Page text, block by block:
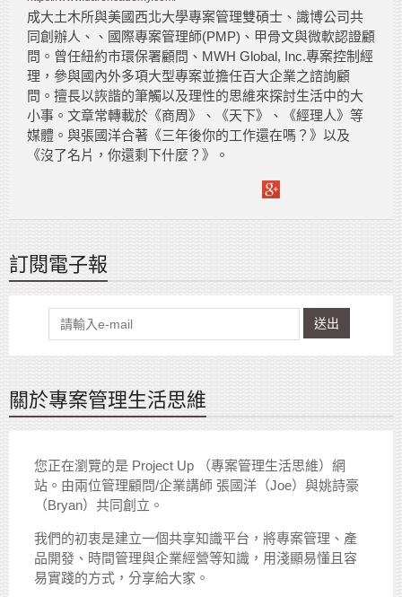
成大土木所與美國西北大學專案管理雙碩士、識博公司共
同創辦人、、國際專案管理師(PMP)、甲骨文與微軟認證顧
問。曾任紐約市環保署顧問、MWH Global, Inc.專案控制經
理，參與國內外多項大型專案並擔任百大企業之諮詢顧
問。擅長以詼諧的筆觸以及理性的思維來探討生活中的大
小事。文章常轉載於《商周》、《天下》、《經理人》等
媒體。與張國洋合著《三年後你的工作還在嗎？》以及
《沒了名片，你還剩下什麼？》。
訂閱電子報
送出
關於專案管理生活思維
您正在瀏覽的是 Project Up （專案管理生活思維）網
站。由兩位管理顧問/企業講師 張國洋（Joe）與姚詩豪
（Bryan）共同創立。
我們的初衷是建立一個共享知識平台，將專案管理、產
品開發、時間管理與企業經營等知識，用淺顯易懂且容
易實踐的方式，分享給大家。